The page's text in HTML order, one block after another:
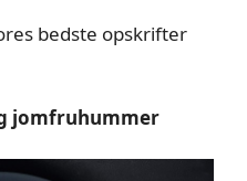
bedste opskrifter
jomfruhummer